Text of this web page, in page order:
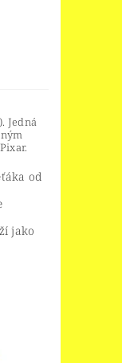
Jedná
od
jako